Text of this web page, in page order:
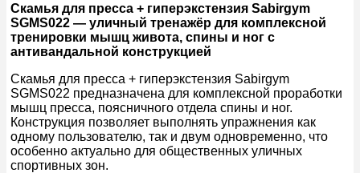
Скамья для пресса + гиперэкстензия Sabirgym
SGMS022 — уличный тренажёр для комплексной
тренировки мышц живота, спины и ног с
антивандальной конструкцией
Скамья для пресса + гиперэкстензия Sabirgym
SGMS022 предназначена для комплексной проработки
мышц пресса, поясничного отдела спины и ног.
Конструкция позволяет выполнять упражнения как
одному пользователю, так и двум одновременно, что
особенно актуально для общественных уличных
спортивных зон.